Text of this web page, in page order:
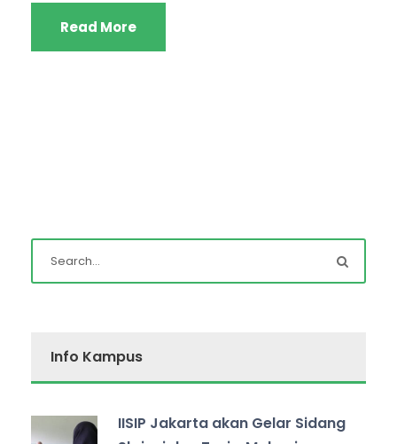
Read More
Info Kampus
IISIP Jakarta akan Gelar Sidang